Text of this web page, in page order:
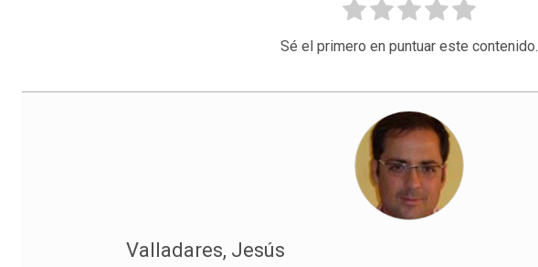
Sé el primero en puntuar este contenido.
Valladares, Jesús